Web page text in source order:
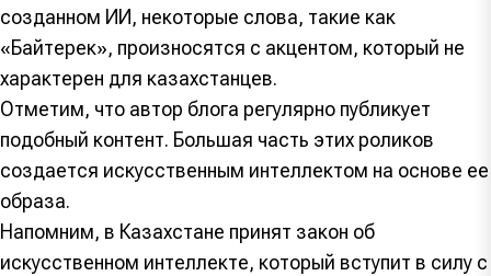
созданном ИИ, некоторые слова, такие как
«Байтерек», произносятся с акцентом, который не
характерен для казахстанцев.
Отметим, что автор блога регулярно публикует
подобный контент. Большая часть этих роликов
создается искусственным интеллектом на основе ее
образа.
Напомним, в Казахстане принят закон об
искусственном интеллекте, который вступит в силу с